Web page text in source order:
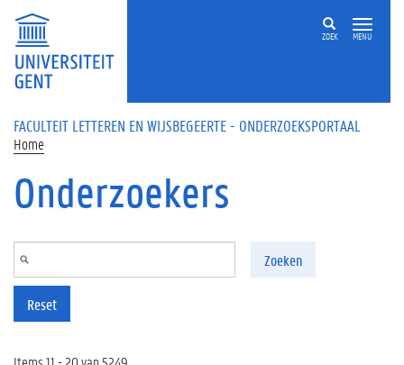
Overslaan en naar de inhoud gaan
ZOEK MENU
FACULTEIT LETTEREN EN WIJSBEGEERTE - ONDERZOEKSPORTAAL
Home
Onderzoekers
Zoeken
Reset